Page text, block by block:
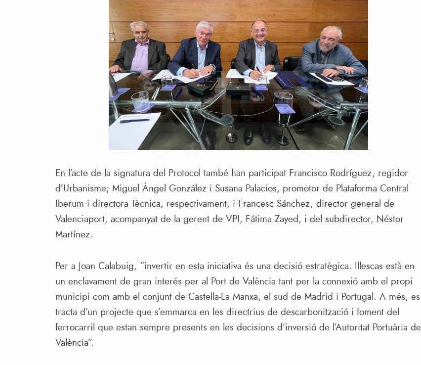
En l’acte de la signatura del Protocol també han participat Francisco Rodríguez, regidor
d’Urbanisme; Miguel Ángel González i Susana Palacios, promotor de Plataforma Central
Iberum i directora Tècnica, respectivament, i Francesc Sánchez, director general de
Valenciaport, acompanyat de la gerent de VPI, Fátima Zayed, i del subdirector, Néstor
Martínez.
Per a Joan Calabuig, “invertir en esta iniciativa és una decisió estratègica. Illescas està en
un enclavament de gran interés per al Port de València tant per la connexió amb el propi
municipi com amb el conjunt de Castella-La Manxa, el sud de Madrid i Portugal. A més, es
tracta d’un projecte que s’emmarca en les directrius de descarbonització i foment del
ferrocarril que estan sempre presents en les decisions d’inversió de l’Autoritat Portuària de
València”.